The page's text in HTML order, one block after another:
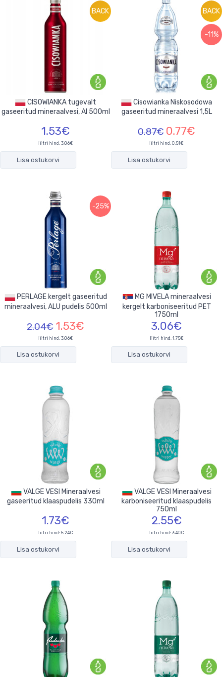
BACK
gaseeritud mineraalvesi, Al 500ml
1.53€
liitri hind: 3.06€
Lisa ostukorvi
BACK
-11%
gaseeritud mineraalvesi 1,5L
0.87€ 0.77€
liitri hind: 0.51€
Lisa ostukorvi
-25%
PERLAGE kergelt gaseeritud
mineraalvesi, ALU pudelis 500ml
2.04€ 1.53€
liitri hind: 3.06€
Lisa ostukorvi
MG MIVELA mineraalvesi
kergelt karboniseeritud PET
1750ml
3.06€
liitri hind: 1.75€
Lisa ostukorvi
VALGE VESI Mineraalvesi
gaseeritud klaaspudelis 330ml
1.73€
liitri hind: 5.24€
Lisa ostukorvi
VALGE VESI Mineraalvesi
karboniseeritud klaaspudelis
750ml
2.55€
liitri hind: 3.40€
Lisa ostukorvi